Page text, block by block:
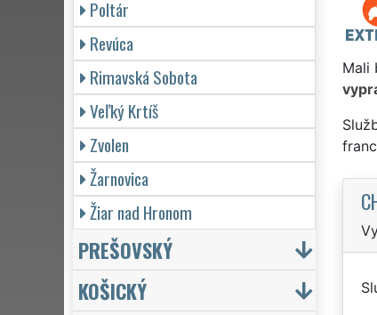
Mali
Poltár
Revúca
Rimavská Sobota
Veľký Krtíš
Zvolen
Žarnovica
Žiar nad Hronom
PREŠOVSKÝ
KOŠICKÝ